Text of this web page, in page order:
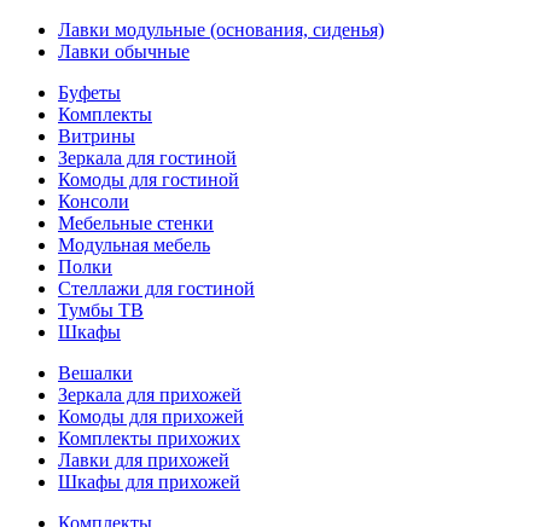
Лавки модульные (основания, сиденья)
Лавки обычные
Буфеты
Комплекты
Витрины
Зеркала для гостиной
Комоды для гостиной
Консоли
Мебельные стенки
Модульная мебель
Полки
Стеллажи для гостиной
Тумбы ТВ
Шкафы
Вешалки
Зеркала для прихожей
Комоды для прихожей
Комплекты прихожих
Лавки для прихожей
Шкафы для прихожей
Комплекты